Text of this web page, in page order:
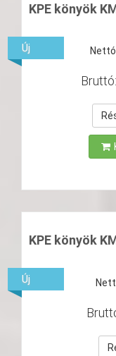
KPE könyök
Bruttó:
Új
KPE könyök
Új